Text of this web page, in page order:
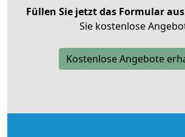
Füllen Sie jetzt das Formular aus
Sie kostenlose
Kostenlose Angebote